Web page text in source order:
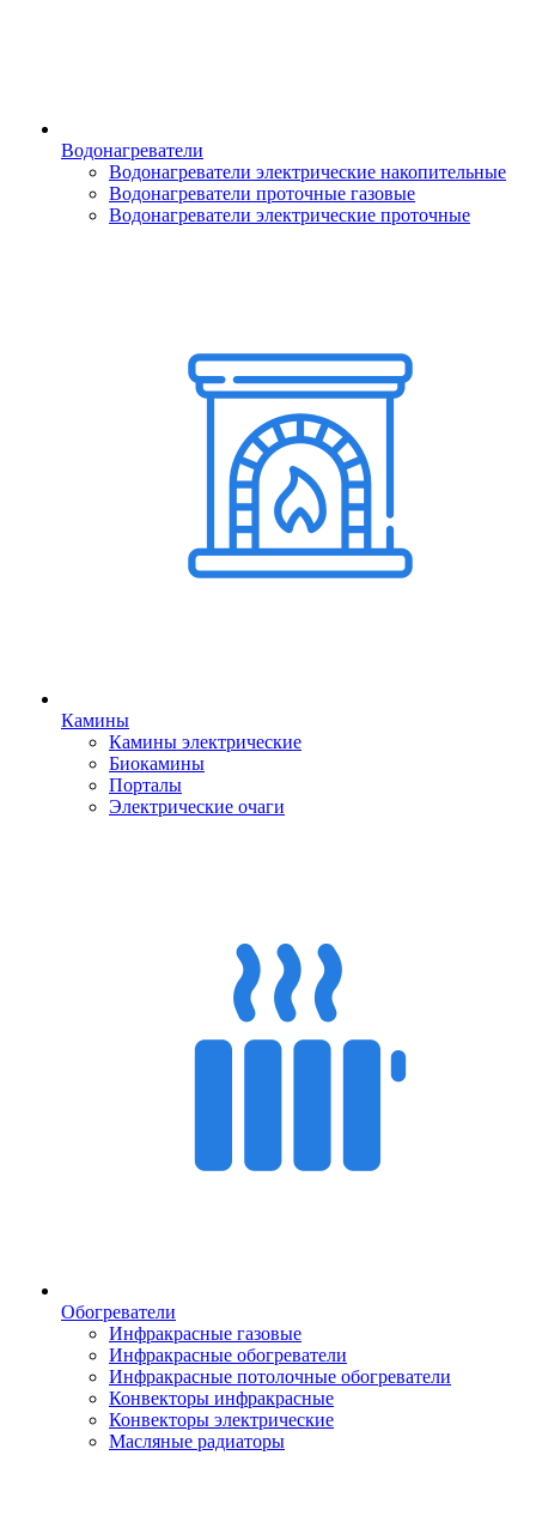
Водонагреватели
Водонагреватели электрические накопительные
Водонагреватели проточные газовые
Водонагреватели электрические проточные
Камины
Камины электрические
Биокамины
Порталы
Электрические очаги
Обогреватели
Инфракрасные газовые
Инфракрасные обогреватели
Инфракрасные потолочные обогреватели
Конвекторы инфракрасные
Конвекторы электрические
Масляные радиаторы